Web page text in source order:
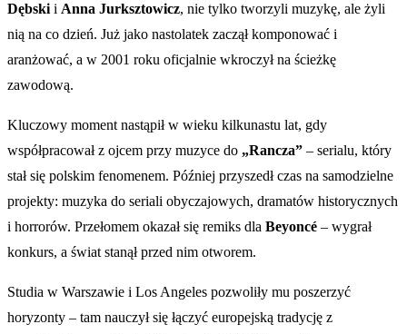
Dębski i Anna Jurksztowicz, nie tylko tworzyli muzykę, ale żyli
nią na co dzień. Już jako nastolatek zaczął komponować i
aranżować, a w 2001 roku oficjalnie wkroczył na ścieżkę
zawodową.
Kluczowy moment nastąpił w wieku kilkunastu lat, gdy
współpracował z ojcem przy muzyce do „Rancza” – serialu, który
stał się polskim fenomenem. Później przyszedł czas na samodzielne
projekty: muzyka do seriali obyczajowych, dramatów historycznych
i horrorów. Przełomem okazał się remiks dla Beyoncé – wygrał
konkurs, a świat stanął przed nim otworem.
Studia w Warszawie i Los Angeles pozwoliły mu poszerzyć
horyzonty – tam nauczył się łączyć europejską tradycję z